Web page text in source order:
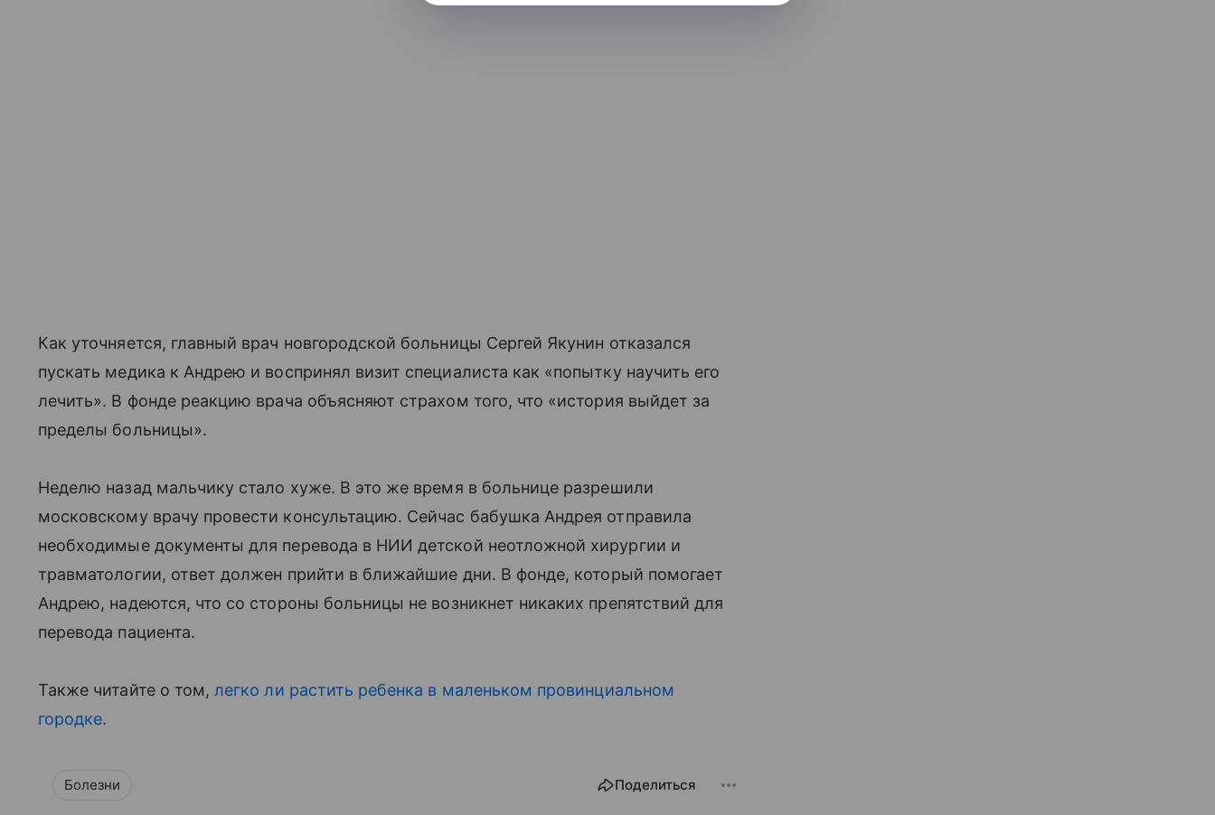
Как уточняется, главный врач новгородской больницы Сергей Якунин отказался
пускать медика к Андрею и воспринял визит специалиста как «попытку научить его
лечить». В фонде реакцию врача объясняют страхом того, что «история выйдет за
пределы больницы».
Неделю назад мальчику стало хуже. В это же время в больнице разрешили
московскому врачу провести консультацию. Сейчас бабушка Андрея отправила
необходимые документы для перевода в НИИ детской неотложной хирургии и
травматологии, ответ должен прийти в ближайшие дни. В фонде, который помогает
Андрею, надеются, что со стороны больницы не возникнет никаких препятствий для
перевода пациента.
Также читайте о том,легко ли растить ребенка в маленьком провинциальном
городке.
Болезни Поделиться